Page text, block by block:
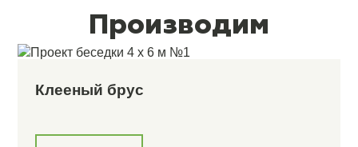
Производим
Клееный брус